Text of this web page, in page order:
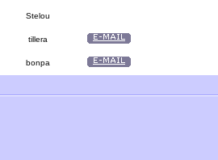
Stelou
tillera
bonpa